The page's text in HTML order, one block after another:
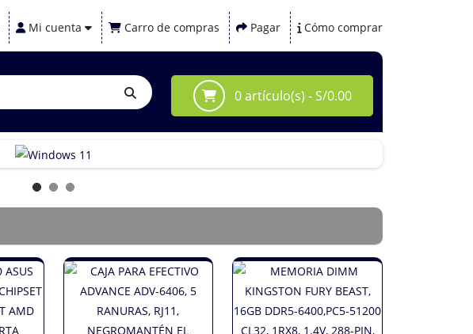
Mi cuenta Carro de compras Pagar Cómo comprar
0 artículo(s) - S/0.00